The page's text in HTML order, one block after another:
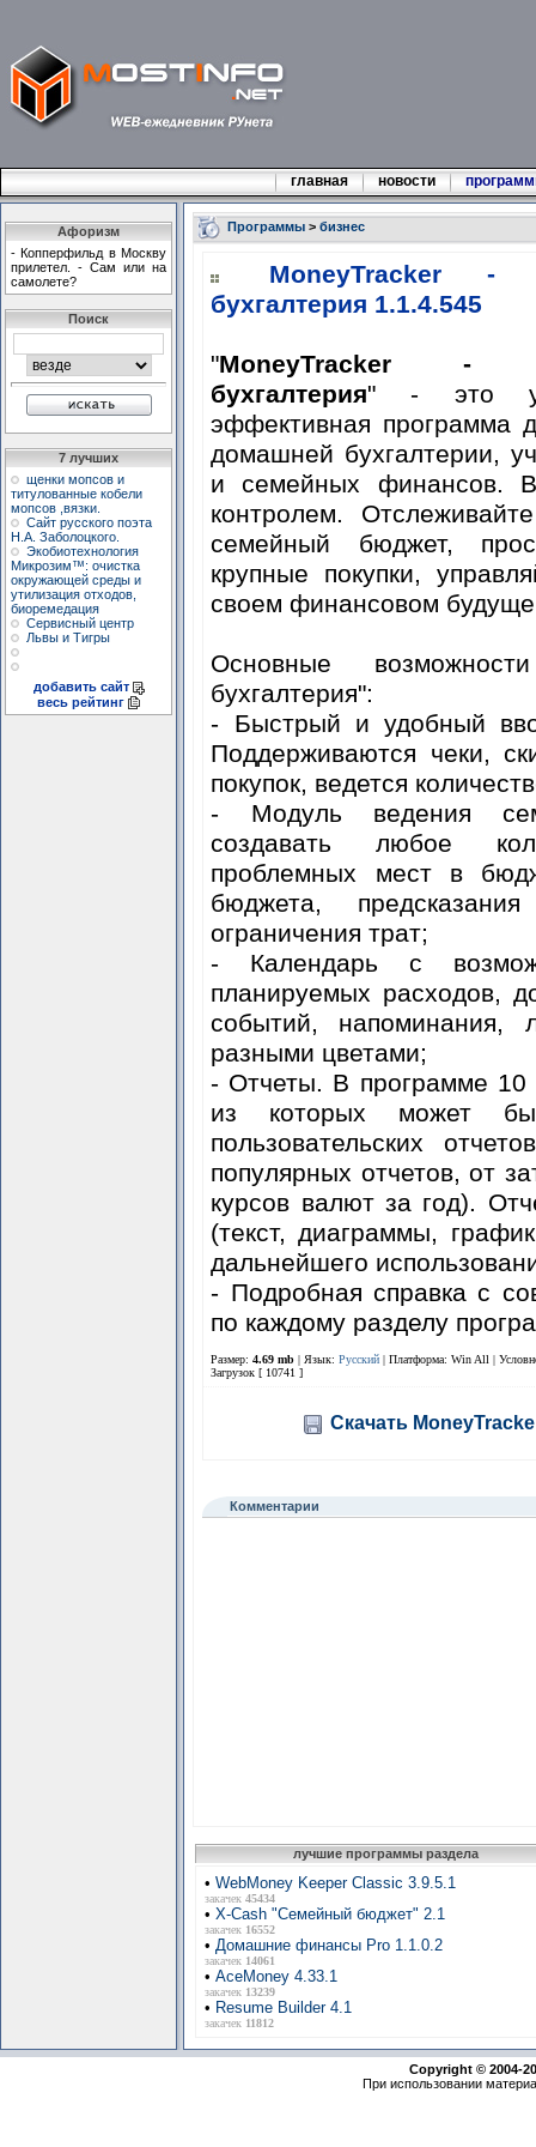
главная новости
Афоризм
- Копперфильд в Москву
прилетел. - Сам или на
самолете?
Поиск
7 лучших
щенки мопсов и
титулованные кобели
мопсов ,вязки.
Сайт русского поэта
Н.А. Заболоцкого.
Экобиотехнология
Микрозим™: очистка
окружающей среды и
утилизация отходов,
биоремедация
Сервисный центр
Львы и Тигры
добавить сайт
весь рейтинг
Программы> бизнес
MoneyTracker -
бухгалтерия 1.1.4.545
"MoneyTracker -
бухгалтерия" - это
эффективная программа
домашней бухгалтерии,
и семейных финансов.
контролем.
семейный бюджет,
крупные покупки,
своем финансовом
Основные
бухгалтерия":
- Быстрый и удобный
Поддерживаются чеки,
покупок, ведется
- Модуль ведения
создавать любое
проблемных мест в
бюджета,
ограничения трат;
- Календарь с
планируемых расходов,
событий, напоминания,
разными цветами;
- Отчеты. В программе 10
из которых может
пользовательских
популярных отчетов, от
курсов валют за год).
(текст, диаграммы,
дальнейшего
- Подробная справка с
по каждому разделу
Размер:4.69 mb | Язык:Русский | Платформа: Win All |
Загрузок [ 10741 ]
Скачать
Комментарии
лучшие программы раздела
• WebMoney Keeper Classic 3.9.5.1
закачек 45434
• X-Cash "Семейный бюджет" 2.1
закачек 16552
• Домашние финансы Pro 1.1.0.2
закачек 14061
• AceMoney 4.33.1
закачек 13239
• Resume Builder 4.1
закачек 11812
Copyright © 2004-
При использовании